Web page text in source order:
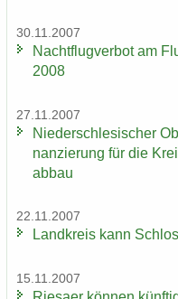
30.11.2007
Nacht­flug­ver­bot am
2008
27.11.2007
Nie­der­schle­si­scher
nan­zie­rung für die
ab­bau
22.11.2007
Land­kreis kann
15.11.2007